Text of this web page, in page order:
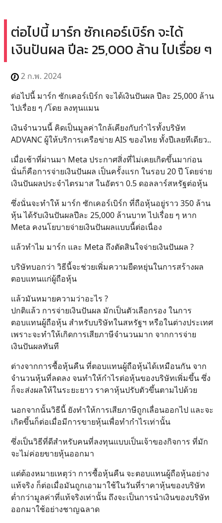
ต่อไปนี้ มาร์ก ซักเคอร์เบิร์ก จะได้
เงินปันผล ปีละ 25,000 ล้าน ไปเรื่อย ๆ
2 ก.พ. 2024
ต่อไปนี้ มาร์ก ซักเคอร์เบิร์ก จะได้เงินปันผล ปีละ 25,000 ล้าน
ไปเรื่อย ๆ /โดย ลงทุนแมน
เงินจำนวนนี้ คิดเป็นมูลค่าใกล้เคียงกับกำไรทั้งบริษัท
ADVANC ผู้ให้บริการเครือข่าย AIS ของไทย ทั้งปีเลยทีเดียว..
เมื่อเช้าที่ผ่านมา Meta ประกาศสิ่งที่ไม่เคยเกิดขึ้นมาก่อน
นั่นก็คือการจ่ายเงินปันผล เป็นครั้งแรก ในรอบ 20 ปี โดยจ่าย
เงินปันผลประจำไตรมาส ในอัตรา 0.5 ดอลลาร์สหรัฐต่อหุ้น
ซึ่งนั่นจะทำให้ มาร์ก ซักเคอร์เบิร์ก ที่ถือหุ้นอยู่ราว 350 ล้าน
หุ้น ได้รับเงินปันผลปีละ 25,000 ล้านบาท ไปเรื่อย ๆ หาก
Meta คงนโยบายจ่ายเงินปันผลแบบนี้ต่อเนื่อง
แล้วทำไม มาร์ก และ Meta ถึงตัดสินใจจ่ายเงินปันผล ?
บริษัทบอกว่า วิธีนี้จะช่วยเพิ่มความยืดหยุ่นในการสร้างผล
ตอบแทนแก่ผู้ถือหุ้น
แล้วมันหมายความว่าอะไร ?
ปกติแล้ว การจ่ายเงินปันผล มักเป็นตัวเลือกรอง ในการ
ตอบแทนผู้ถือหุ้น สำหรับบริษัทในสหรัฐฯ หรือในต่างประเทศ
เพราะจะทำให้เกิดการเสียภาษีจำนวนมาก จากการจ่าย
เงินปันผลทันที
ต่างจากการซื้อหุ้นคืน ที่ตอบแทนผู้ถือหุ้นได้เหมือนกัน จาก
จำนวนหุ้นที่ลดลง จนทำให้กำไรต่อหุ้นของบริษัทเพิ่มขึ้น ซึ่ง
ก็จะส่งผลให้ในระยะยาว ราคาหุ้นปรับตัวขึ้นตามไปด้วย
นอกจากนั้นวิธีนี้ ยังทำให้การเสียภาษีถูกเลื่อนออกไป และจะ
เกิดขึ้นก็ต่อเมื่อมีการขายหุ้นเพื่อทำกำไรเท่านั้น
ซึ่งเป็นวิธีที่ดีสำหรับคนที่ลงทุนแบบเป็นเจ้าของกิจการ ที่มัก
จะไม่ค่อยขายหุ้นออกมา
แต่ต้องหมายเหตุว่า การซื้อหุ้นคืน จะตอบแทนผู้ถือหุ้นอย่าง
แท้จริง ก็ต่อเมื่อมันถูกเอามาใช้ในวันที่ราคาหุ้นของบริษัท
ต่ำกว่ามูลค่าที่แท้จริงเท่านั้น ถึงจะเป็นการนำเงินของบริษัท
ออกมาใช้อย่างชาญฉลาด